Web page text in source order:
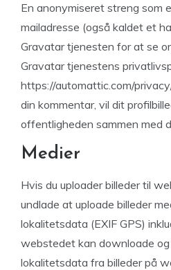
En anonymiseret streng som
mailadresse (også kaldet et
Gravatar tjenesten for at se
Gravatar tjenestens
https://automattic.com/
din kommentar, vil dit
offentligheden sammen med
Medier
Hvis du uploader billeder til
undlade at uploade billeder
lokalitetsdata (EXIF GPS)
webstedet kan downloade
lokalitetsdata fra billeder på